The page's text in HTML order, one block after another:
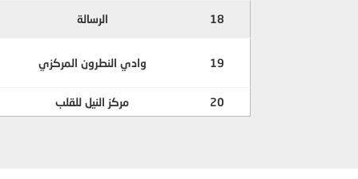
18 الرسالة
19 وادي النطرون المركزي
20 مركز النيل للقلب